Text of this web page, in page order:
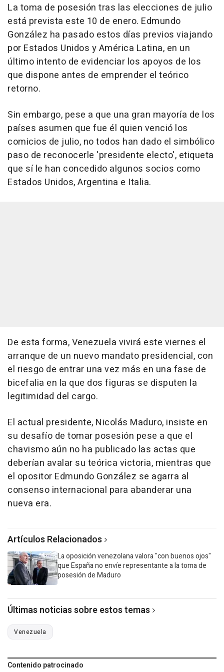
La toma de posesión tras las elecciones de julio
está prevista este 10 de enero. Edmundo
González ha pasado estos días previos viajando
por Estados Unidos y América Latina, en un
último intento de evidenciar los apoyos de los
que dispone antes de emprender el teórico
retorno.
Sin embargo, pese a que una gran mayoría de los
países asumen que fue él quien venció los
comicios de julio, no todos han dado el simbólico
paso de reconocerle 'presidente electo', etiqueta
que sí le han concedido algunos socios como
Estados Unidos, Argentina e Italia.
De esta forma, Venezuela vivirá este viernes el
arranque de un nuevo mandato presidencial, con
el riesgo de entrar una vez más en una fase de
bicefalia en la que dos figuras se disputen la
legitimidad del cargo.
El actual presidente, Nicolás Maduro, insiste en
su desafío de tomar posesión pese a que el
chavismo aún no ha publicado las actas que
deberían avalar su teórica victoria, mientras que
el opositor Edmundo González se agarra al
consenso internacional para abanderar una
nueva era.
Artículos Relacionados
La oposición venezolana valora "con buenos ojos"
que España no envíe representante a la toma de
posesión de Maduro
Últimas noticias sobre estos temas
Venezuela
Contenido patrocinado